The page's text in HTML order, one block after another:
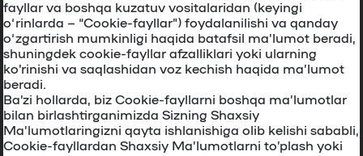
fayllar va boshqa kuzatuv vositalaridan (keyingi
o‘rinlarda – “Cookie-fayllar”) foydalanilishi va qanday
o‘zgartirish mumkinligi haqida batafsil ma’lumot beradi,
shuningdek cookie-fayllar afzalliklari yoki ularning
ko’rinishi va saqlashidan voz kechish haqida ma’lumot
beradi.
Ba’zi hollarda, biz Cookie-fayllarni boshqa ma’lumotlar
bilan birlashtirganimizda Sizning Shaxsiy
Ma’lumotlaringizni qayta ishlanishiga olib kelishi sababli,
Cookie-fayllardan Shaxsiy Ma’lumotlarni to’plash yoki